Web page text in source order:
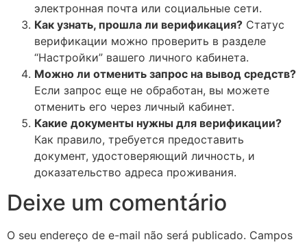
электронная почта или социальные сети.
Как узнать, прошла ли верификация? Статус
верификации можно проверить в разделе
“Настройки” вашего личного кабинета.
Можно ли отменить запрос на вывод средств?
Если запрос еще не обработан, вы можете
отменить его через личный кабинет.
Какие документы нужны для верификации?
Как правило, требуется предоставить
документ, удостоверяющий личность, и
доказательство адреса проживания.
Deixe um comentário
O seu endereço de e-mail não será publicado. Campos